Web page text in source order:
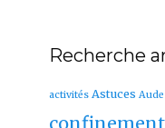
Recherche
activités Astuces Aude
confinement